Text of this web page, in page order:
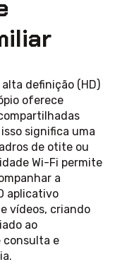
definição (HD)
oferece
significa uma
de otite ou
Wi-Fi permite
a
aplicativo
vídeos, criando
ao
consulta e